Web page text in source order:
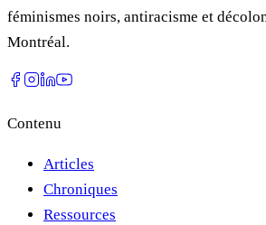
féminismes noirs, antiracisme et
Montréal.
Contenu
Articles
Chroniques
Ressources